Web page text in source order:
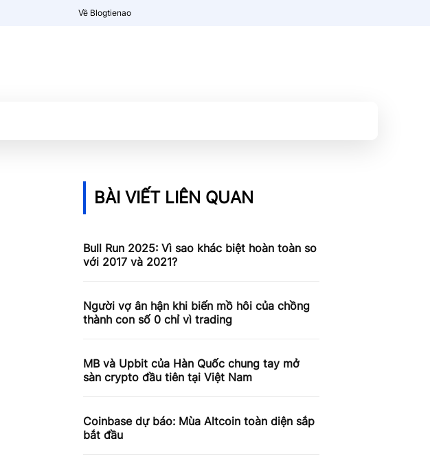
Về Blogtienao
BÀI VIẾT LIÊN QUAN
Bull Run 2025: Vì sao khác biệt hoàn toàn so
với 2017 và 2021?
Người vợ ân hận khi biến mồ hôi của chồng
thành con số 0 chỉ vì trading
MB và Upbit của Hàn Quốc chung tay mở
sàn crypto đầu tiên tại Việt Nam
Coinbase dự báo: Mùa Altcoin toàn diện sắp
bắt đầu